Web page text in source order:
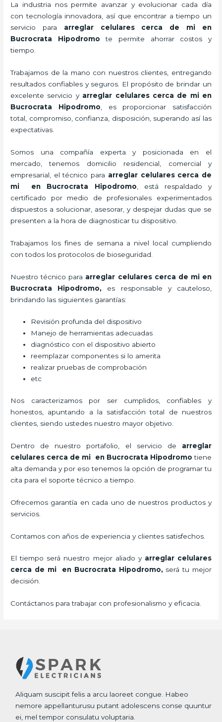
La industria nos permite avanzar y evolucionar cada día
con tecnología innovadora, así que encontrar a tiempo un
servicio para arreglar celulares cerca de mi en
Bucrocrata Hipodromo te permite ahorrar costos y
tiempo.
Trabajamos de la mano con nuestros clientes, entregando
resultados confiables y seguros. El propósito de brindar un
excelente servicio y arreglar celulares cerca de mi en
Bucrocrata Hipodromo , es proporcionar satisfacción
total, compromiso, confianza, disposición, superando así las
expectativas.
Somos una compañía experta y posicionada en el
mercado, tenemos domicilio residencial, comercial y
empresarial, el técnico para arreglar celulares cerca de
mi en Bucrocrata Hipodromo , está respaldado y
certificado por medio de profesionales experimentados
dispuestos a solucionar, asesorar, y despejar dudas que se
presenten a la hora de diagnosticar tu dispositivo.
Trabajamos los fines de semana a nivel local cumpliendo
con todos los protocolos de bioseguridad.
Nuestro técnico para arreglar celulares cerca de mi en
Bucrocrata Hipodromo, es responsable y cauteloso,
brindando las siguientes garantías:
Revisión profunda del dispositivo
Manejo de herramientas adecuadas
diagnóstico con el dispositivo abierto
reemplazar componentes si lo amerita
realizar pruebas de comprobación
etc
Nos caracterizamos por ser cumplidos, confiables y
honestos, apuntando a la satisfacción total de nuestros
clientes, siendo ustedes nuestro mayor objetivo.
Dentro de nuestro portafolio, el servicio de arreglar
celulares cerca de mi en Bucrocrata Hipodromo tiene
alta demanda y por eso tenemos la opción de programar tu
cita para el soporte técnico a tiempo.
Ofrecemos garantía en cada uno de nuestros productos y
servicios.
Contamos con años de experiencia y clientes satisfechos.
El tiempo será nuestro mejor aliado y arreglar celulares
cerca de mi en Bucrocrata Hipodromo, será tu mejor
decisión.
Contáctanos para trabajar con profesionalismo y eficacia.
Aliquam suscipit felis a arcu laoreet congue. Habeo
nemore appellanturusu putant adolescens conse quuntur
ei, mel tempor consulatu voluptaria.